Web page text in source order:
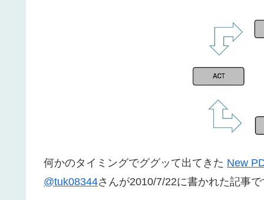
何かのタイミングでググッて出てきた New
@tuk08344さんが2010/7/22に書かれた記事